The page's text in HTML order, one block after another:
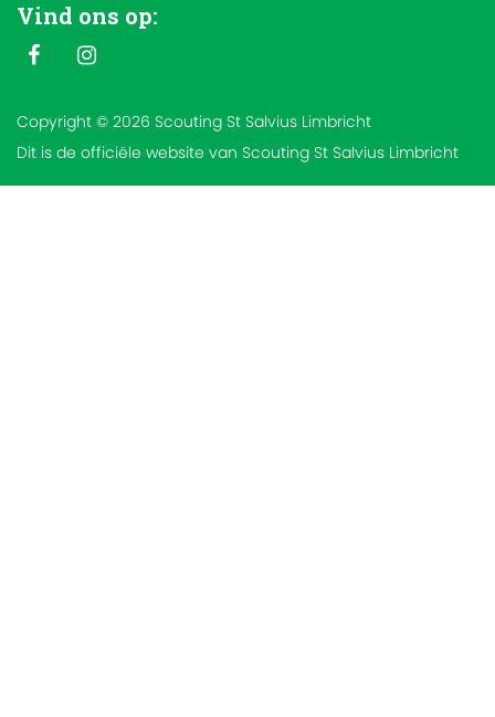
Vind ons op:
Copyright © 2026 Scouting St Salvius Limbricht
Dit is de officiële website van Scouting St Salvius Limbricht